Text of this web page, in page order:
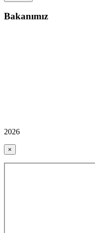
Bakanımız
2026
×